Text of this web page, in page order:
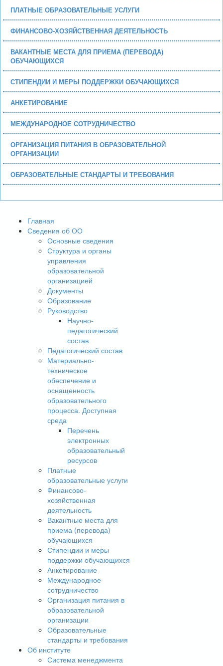
ПЛАТНЫЕ ОБРАЗОВАТЕЛЬНЫЕ УСЛУГИ
ФИНАНСОВО-ХОЗЯЙСТВЕННАЯ ДЕЯТЕЛЬНОСТЬ
ВАКАНТНЫЕ МЕСТА ДЛЯ ПРИЕМА (ПЕРЕВОДА)
ОБУЧАЮЩИХСЯ
СТИПЕНДИИ И МЕРЫ ПОДДЕРЖКИ ОБУЧАЮЩИХСЯ
АНКЕТИРОВАНИЕ
МЕЖДУНАРОДНОЕ СОТРУДНИЧЕСТВО
ОРГАНИЗАЦИЯ ПИТАНИЯ В ОБРАЗОВАТЕЛЬНОЙ
ОРГАНИЗАЦИИ
ОБРАЗОВАТЕЛЬНЫЕ СТАНДАРТЫ И ТРЕБОВАНИЯ
Главная
Сведения об ОО
Основные сведения
Структура и органы
управления
образовательной
организацией
Документы
Образование
Руководство
Научно-
педагогический
состав
Педагогический состав
Материально-
техническое
обеспечение и
оснащенность
образовательного
процесса. Доступная
среда
Перечень
электронных
образовательный
ресурсов
Платные
образовательные услуги
Финансово-
хозяйственная
деятельность
Вакантные места для
приема (перевода)
обучающихся
Стипендии и меры
поддержки обучающихся
Анкетирование
Международное
сотрудничество
Организация питания в
образовательной
организации
Образовательные
стандарты и требования
Об институте
Система менеджмента